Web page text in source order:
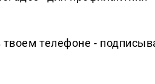
телефоне -